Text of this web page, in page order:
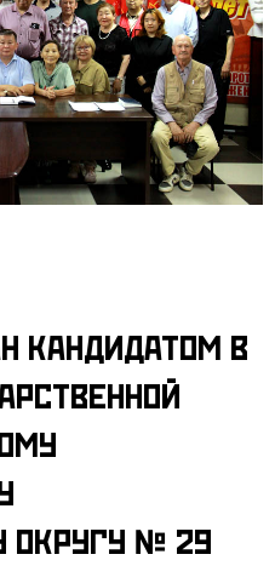
КАНДИДАТОМ В
ОКРУГУ № 29